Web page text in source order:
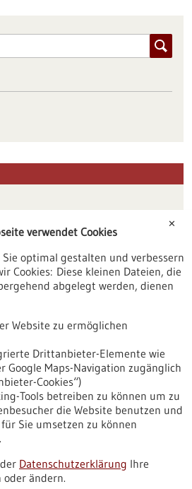
✕
verwendet Cookies
optimal gestalten und verbessern
Cookies: Diese kleinen Dateien, die
abgelegt werden, dienen
Website zu ermöglichen
Drittanbieter-Elemente wie
Google Maps-Navigation zugänglich
Cookies“)
Tools betreiben zu können um zu
die Website benutzen und
Sie umsetzen zu können
Datenschutzerklärung Ihre
ändern.